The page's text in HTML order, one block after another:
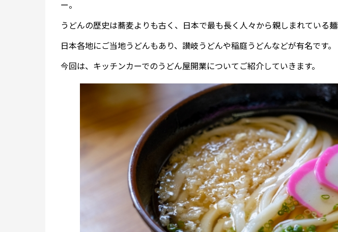
ー。
うどんの歴史は蕎麦よりも古く、日本で最も長く人々から親しまれている麺
日本各地にご当地うどんもあり、讃岐うどんや稲庭うどんなどが有名です。
今回は、キッチンカーでのうどん屋開業についてご紹介していきます。